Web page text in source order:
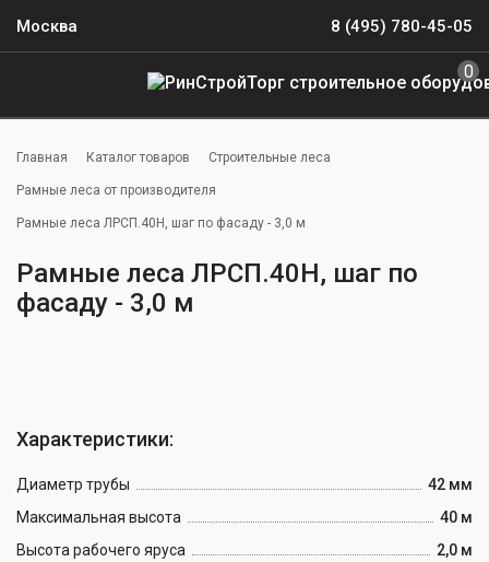
Москва 8 (495) 780-45-05
0
Главная Каталог товаров Строительные леса
Рамные леса от производителя
Рамные леса ЛРСП.40Н, шаг по фасаду - 3,0 м
Рамные леса ЛРСП.40Н, шаг по
фасаду - 3,0 м
Характеристики:
Диаметр трубы
42 мм
Максимальная высота
40 м
Высота рабочего яруса
2,0 м